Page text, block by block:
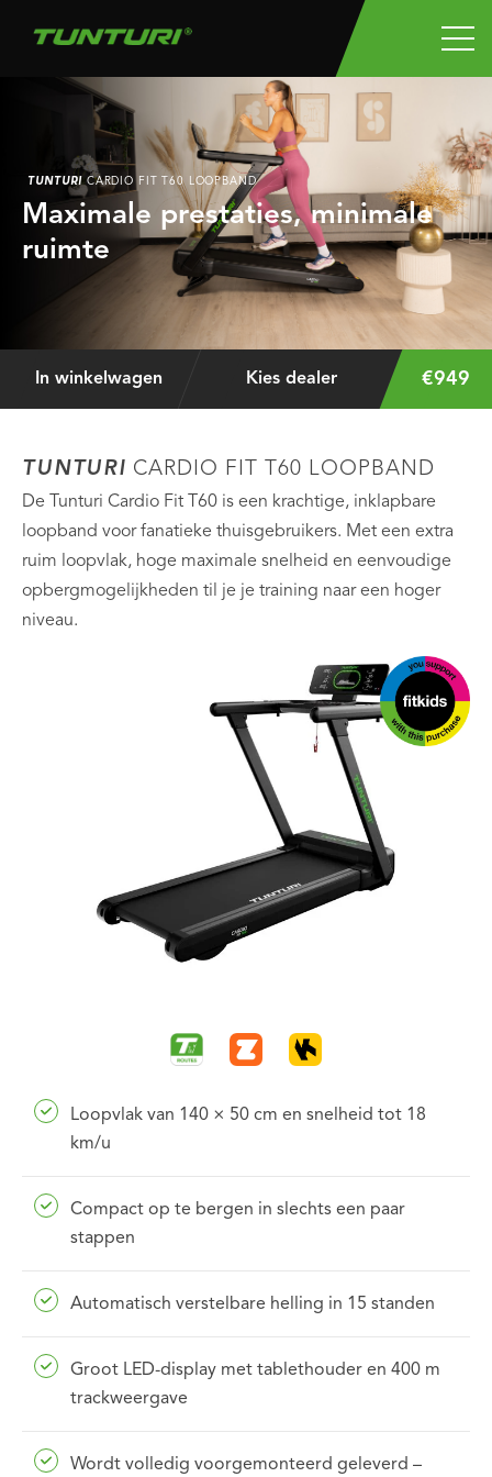
TUNTURI CARDIO FIT T60 LOOPBAND
Maximale prestaties, minimale
ruimte
In winkelwagen Kies dealer €949
TUNTURI CARDIO FIT T60 LOOPBAND
De Tunturi Cardio Fit T60 is een krachtige, inklapbare
loopband voor fanatieke thuisgebruikers. Met een extra
ruim loopvlak, hoge maximale snelheid en eenvoudige
opbergmogelijkheden til je je training naar een hoger
niveau.
Loopvlak van 140 × 50 cm en snelheid tot 18
km/u
Compact op te bergen in slechts een paar
stappen
Automatisch verstelbare helling in 15 standen
Groot LED-display met tablethouder en 400 m
trackweergave
Wordt volledig voorgemonteerd geleverd –